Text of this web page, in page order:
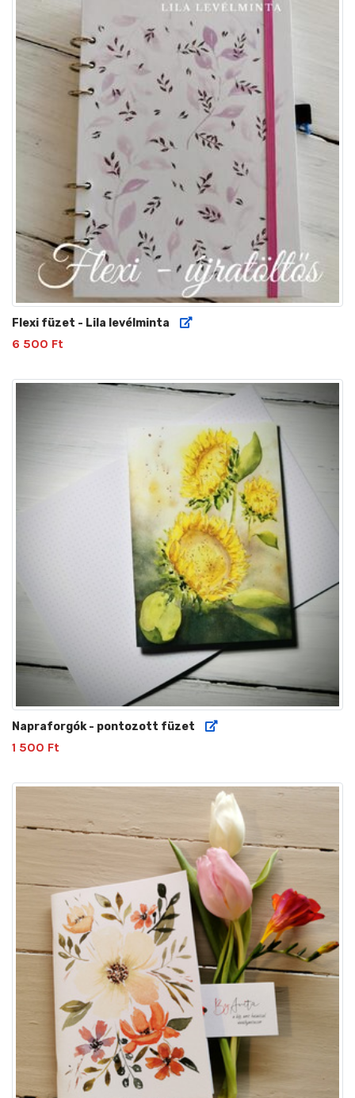
Flexi füzet - Lila levélminta
6 500 Ft
Napraforgók - pontozott füzet
1 500 Ft